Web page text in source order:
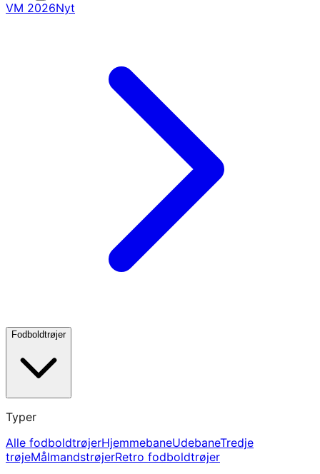
VM 2026Nyt
Fodboldtrøjer
Typer
Alle fodboldtrøjerHjemmebaneUdebaneTredje
trøjeMålmandstrøjerRetro fodboldtrøjer